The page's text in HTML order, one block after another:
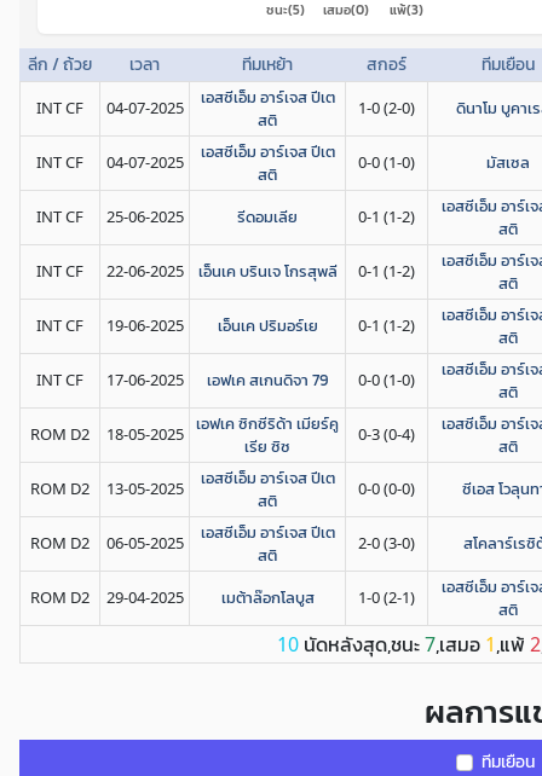
ชนะ(5) เสมอ(0) แพ้(3)
ลีก / ถ้วย เวลา ทีมเหย้า สกอร์ ทีมเยือน
INT CF 04-07-2025
เอสซีเอ็ม อาร์เจส ปีเต
สติ
1-0 (2-0) ดินาโม บูคาเ
INT CF 04-07-2025
เอสซีเอ็ม อาร์เจส ปีเต
สติ
0-0 (1-0) มัสเซล
INT CF 25-06-2025 รีดอมเลีย 0-1 (1-2)
เอสซีเอ็ม อาร์เ
สติ
INT CF 22-06-2025 เอ็นเค บรินเจ โกรสุพลี 0-1 (1-2)
เอสซีเอ็ม อาร์เ
สติ
INT CF 19-06-2025 เอ็นเค ปริมอร์เย 0-1 (1-2)
เอสซีเอ็ม อาร์เ
สติ
INT CF 17-06-2025 เอฟเค สเกนดิจา 79 0-0 (1-0)
เอสซีเอ็ม อาร์เ
สติ
ROM D2 18-05-2025 เอฟเค ซิกซีริด้า เมียร์คู
เรีย ซิซ
0-3 (0-4)
เอสซีเอ็ม อาร์เ
สติ
ROM D2 13-05-2025
เอสซีเอ็ม อาร์เจส ปีเต
สติ
0-0 (0-0) ซีเอส โวลุน
ROM D2 06-05-2025
เอสซีเอ็ม อาร์เจส ปีเต
สติ
2-0 (3-0) สโคลาร์เรซิ
ROM D2 29-04-2025 เมต้าล๊อกโลบูส 1-0 (2-1)
เอสซีเอ็ม อาร์เ
สติ
10 นัดหลังสุด,ชนะ7,เสมอ 1,แพ้ 2
ผลการ
ทีมเยือน